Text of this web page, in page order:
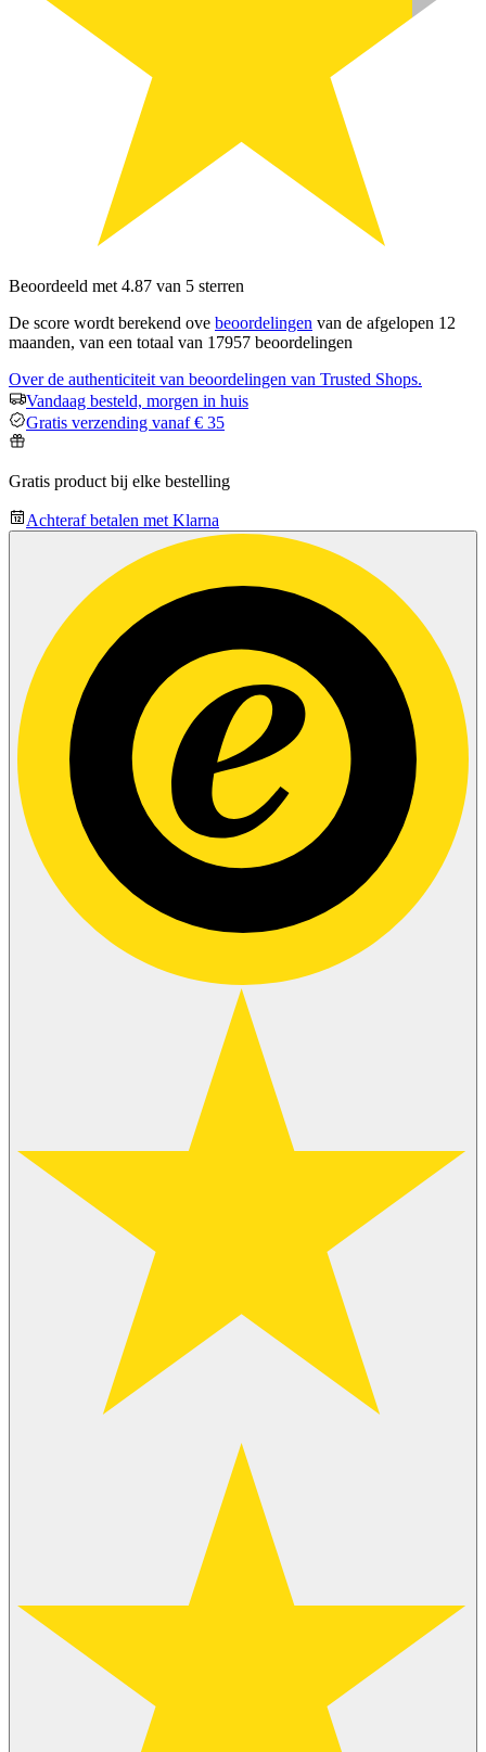
Beoordeeld met 4.87 van 5 sterren
De score wordt berekend ove beoordelingen van de afgelopen 12
maanden, van een totaal van 17957 beoordelingen
Over de authenticiteit van beoordelingen van Trusted Shops.
Vandaag besteld, morgen in huis
Gratis verzending vanaf € 35
Gratis product bij elke bestelling
Achteraf betalen met Klarna